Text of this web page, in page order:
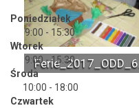
Poniedziałek
9:00 - 15:30
Wtorek
9:00 - 15:30
Środa
10:00 - 18:00
Czwartek